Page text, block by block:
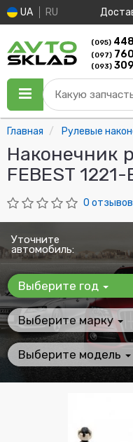
UA RU
(095)
(097)
(093)
Какую
Главная Рулевые
Наконечник
FEBEST 1221-
0 отзывов
Уточните
автомобиль:
Выберите год
Выберите марку
Выберите модель